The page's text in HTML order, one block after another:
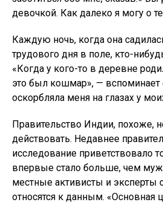
Джордж, исследователь и
тенденции в штатах
Д-р Прабхат Джа из
возглавлявший исследование
Индии», соглашается: «Отдел
по оценкам наиболее
работы, число «лишних мужчин»
Оценка собственного
предполагает аналогичную
В исследовательской статье